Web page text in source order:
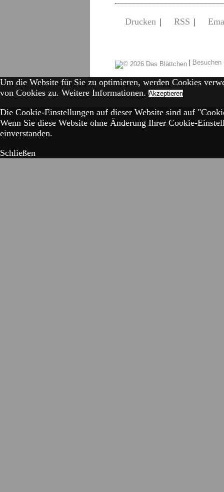
Drucken | RSS |
|
Um die Website für Sie zu optimieren, werden Cookies
von Cookies zu. Weitere Informationen. Akzeptieren
Die Cookie-Einstellungen auf dieser Website sind auf
Wenn Sie diese Website ohne Änderung Ihrer Cookie-
einverstanden.
Schließen